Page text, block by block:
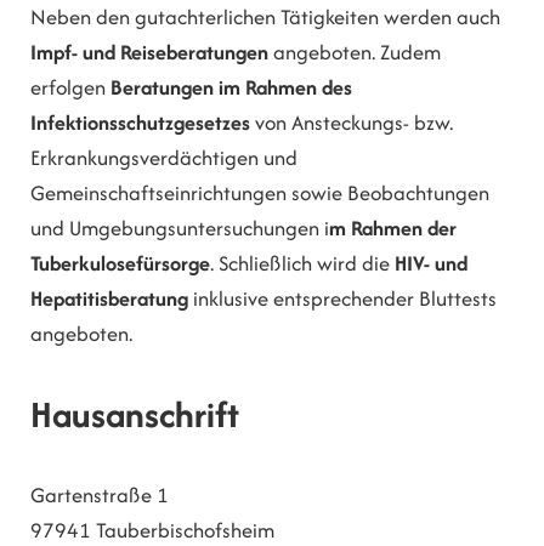
Neben den gutachterlichen Tätigkeiten werden auch
Impf- und Reiseberatungenangeboten. Zudem
erfolgen Beratungen im Rahmen des
Infektionsschutzgesetzesvon Ansteckungs- bzw.
Erkrankungsverdächtigen und
Gemeinschaftseinrichtungen sowie Beobachtungen
und Umgebungsuntersuchungen im Rahmen der
Tuberkulosefürsorge. Schließlich wird die HIV- und
Hepatitisberatung inklusive entsprechender Bluttests
angeboten.
Hausanschrift
Gartenstraße 1
97941 Tauberbischofsheim